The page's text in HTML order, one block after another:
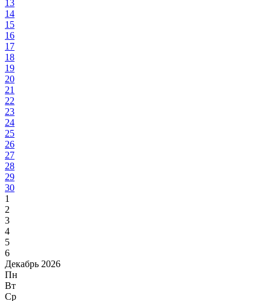
13
14
15
16
17
18
19
20
21
22
23
24
25
26
27
28
29
30
1
2
3
4
5
6
Декабрь 2026
Пн
Вт
Ср